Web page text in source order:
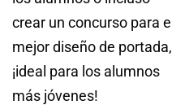
crear un concurso para el
mejor diseño de portada,
¡ideal para los alumnos
más jóvenes!